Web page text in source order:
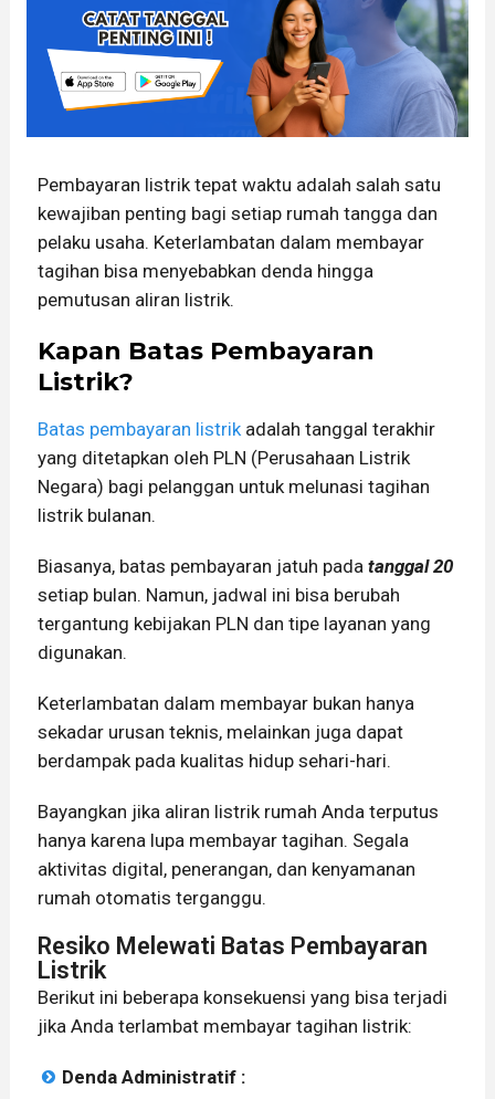
Pembayaran listrik tepat waktu adalah salah satu
kewajiban penting bagi setiap rumah tangga dan
pelaku usaha. Keterlambatan dalam membayar
tagihan bisa menyebabkan denda hingga
pemutusan aliran listrik.
Kapan Batas Pembayaran
Listrik?
Batas pembayaran listrikadalah tanggal terakhir
yang ditetapkan oleh PLN (Perusahaan Listrik
Negara) bagi pelanggan untuk melunasi tagihan
listrik bulanan.
Biasanya, batas pembayaran jatuh pada tanggal 20
setiap bulan. Namun, jadwal ini bisa berubah
tergantung kebijakan PLN dan tipe layanan yang
digunakan.
Keterlambatan dalam membayar bukan hanya
sekadar urusan teknis, melainkan juga dapat
berdampak pada kualitas hidup sehari-hari.
Bayangkan jika aliran listrik rumah Anda terputus
hanya karena lupa membayar tagihan. Segala
aktivitas digital, penerangan, dan kenyamanan
rumah otomatis terganggu.
Resiko Melewati Batas Pembayaran
Listrik
Berikut ini beberapa konsekuensi yang bisa terjadi
jika Anda terlambat membayar tagihan listrik:
Denda Administratif :